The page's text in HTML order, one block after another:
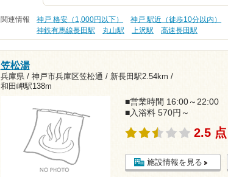
関連情報 神戸 格安（1,000円以下） 神戸 駅近（徒歩10分以内）
神鉄有馬線長田駅
丸山駅 上沢駅 高速長田駅
笠松湯
兵庫県 / 神戸市兵庫区笠松通 / 新長田駅2.54km /
和田岬駅138m
■営業時間 16:00～22:00
■入浴料 570円～
2.5 点
施設情報を見る